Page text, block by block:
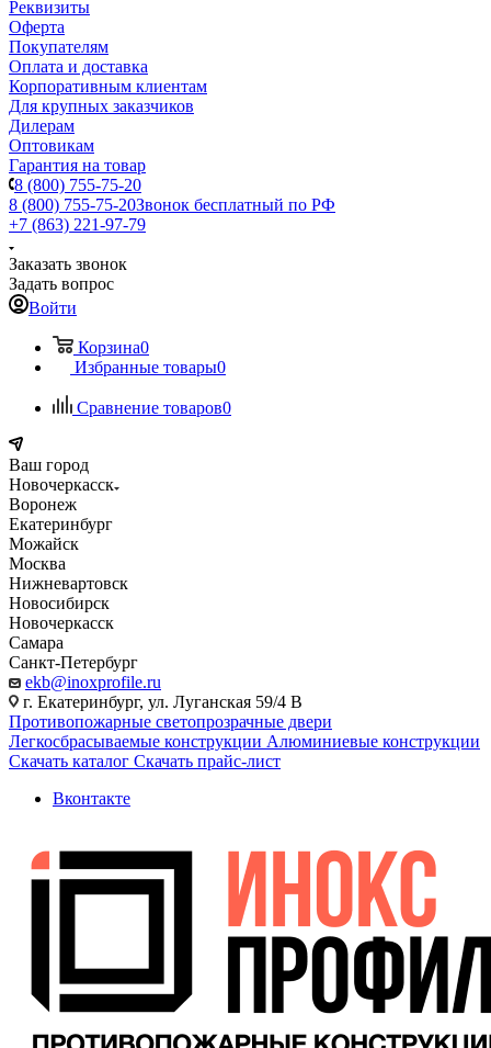
Реквизиты
Оферта
Покупателям
Оплата и доставка
Корпоративным клиентам
Для крупных заказчиков
Дилерам
Оптовикам
Гарантия на товар
8 (800) 755-75-20
8 (800) 755-75-20Звонок бесплатный по РФ
+7 (863) 221-97-79
Заказать звонок
Задать вопрос
Войти
Корзина0
Избранные товары0
Сравнение товаров0
Ваш город
Новочеркасск
Воронеж
Екатеринбург
Можайск
Москва
Нижневартовск
Новосибирск
Новочеркасск
Самара
Санкт-Петербург
ekb@inoxprofile.ru
г. Екатеринбург, ул. Луганская 59/4 В
Противопожарные светопрозрачные двери
Легкосбрасываемые конструкции Алюминиевые конструкции
Скачать каталог Скачать прайс-лист
Вконтакте